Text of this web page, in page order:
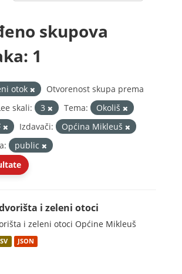
skupova
1
otok
Otvorenost skupa prema
skali:
3 Tema:
Okoliš
Izdavači:
Općina Mikleuš
public
i zeleni otoci
i zeleni otoci Općine Mikleuš
JSON